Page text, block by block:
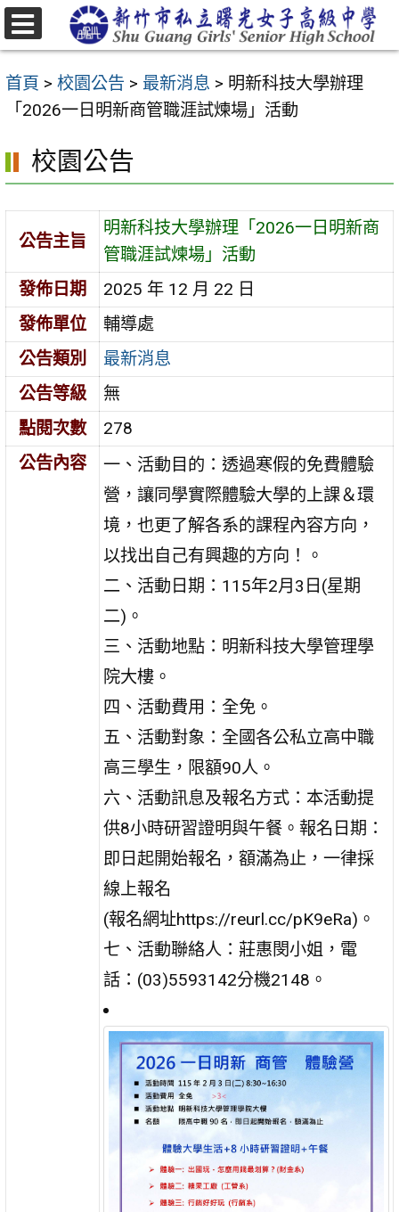
跳
至
要
區
首頁 > 校園公告 > 最新消息 > 明新科技大學辦理
「2026一日明新商管職涯試煉場」活動
校園公告
公告主旨
明新科技大學辦理「2026一日明新商
管職涯試煉場」活動
發佈日期
2025 年 12 月 22 日
發佈單位
輔導處
公告類別
最新消息
公告等級
無
點閱次數
278
公告內容
一、活動目的：透過寒假的免費體驗
營，讓同學實際體驗大學的上課＆環
境，也更了解各系的課程內容方向，
以找出自己有興趣的方向！。
二、活動日期：115年2月3日(星期
二)。
三、活動地點：明新科技大學管理學
院大樓。
四、活動費用：全免。
五、活動對象：全國各公私立高中職
高三學生，限額90人。
六、活動訊息及報名方式：本活動提
供8小時研習證明與午餐。報名日期：
即日起開始報名，額滿為止，一律採
線上報名
(報名網址https://reurl.cc/pK9eRa)。
七、活動聯絡人：莊惠閔小姐，電
話：(03)5593142分機2148。
選
單